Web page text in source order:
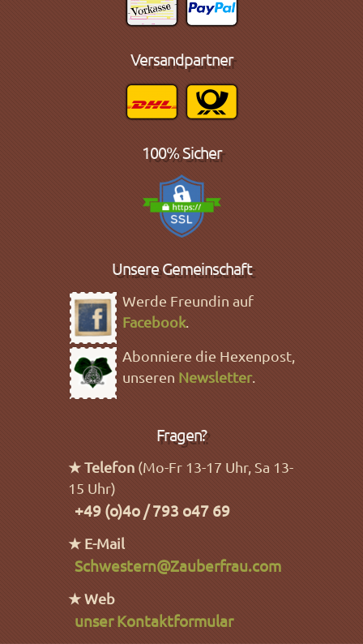
Versandpartner
100% Sicher
Unsere Gemeinschaft
Werde Freundin auf
Facebook.
Abonniere die Hexenpost,
unseren Newsletter.
Fragen?
★ Telefon (Mo-Fr 13-17 Uhr, Sa 13-
15 Uhr)
+49 (o)4o / 793 o47 69
★ E-Mail
Schwestern@Zauberfrau.com
★ Web
unser Kontaktformular